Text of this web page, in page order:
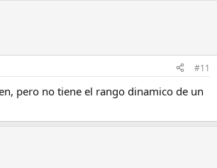
#11
pero no tiene el rango dinamico de un